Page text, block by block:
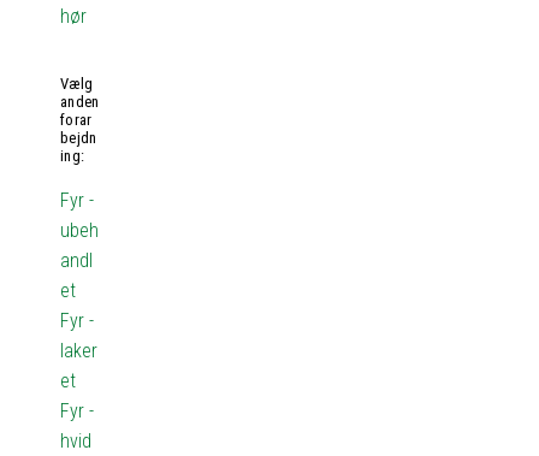
hør
Vælg
anden
forar
bejdn
ing:
Fyr -
ubeh
andl
et
Fyr -
laker
et
Fyr -
hvid